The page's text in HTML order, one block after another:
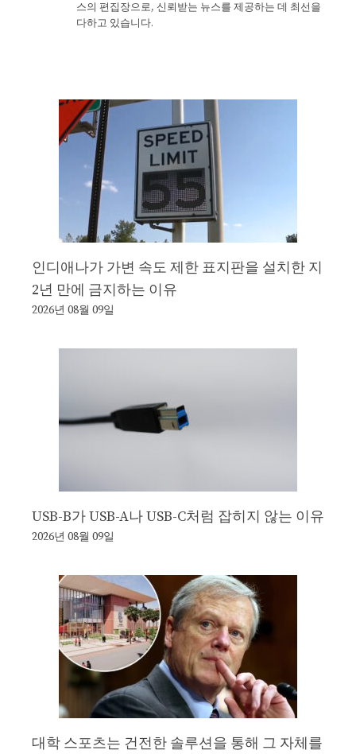
스의 편집장으로, 신뢰받는 뉴스를 제공하는 데 최선을
다하고 있습니다.
인디애나가 가변 속도 제한 표지판을 설치한 지
2년 만에 금지하는 이유
2026년 08월 09일
USB-B가 USB-A나 USB-C처럼 잡히지 않는 이유
2026년 08월 09일
대학 스포츠는 건전한 솔루션을 통해 그 자체를